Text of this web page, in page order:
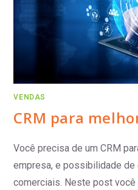
VENDAS
CRM para
Você precisa de um CRM
empresa, e possibilidade
comerciais. Neste post você